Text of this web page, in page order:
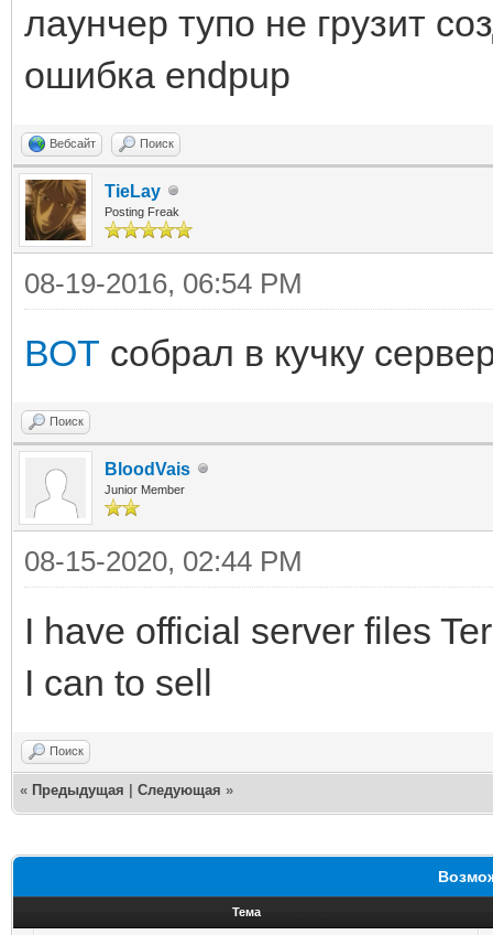
лаунчер тупо не грузит
ошибка endpup
Вебсайт Поиск
TieLay
Posting Freak
08-19-2016, 06:54 PM
ВОТ собрал в кучку
Поиск
BloodVais
Junior Member
08-15-2020, 02:44 PM
I have official server files
I can to sell
Поиск
« Предыдущая Следующая »
Тема